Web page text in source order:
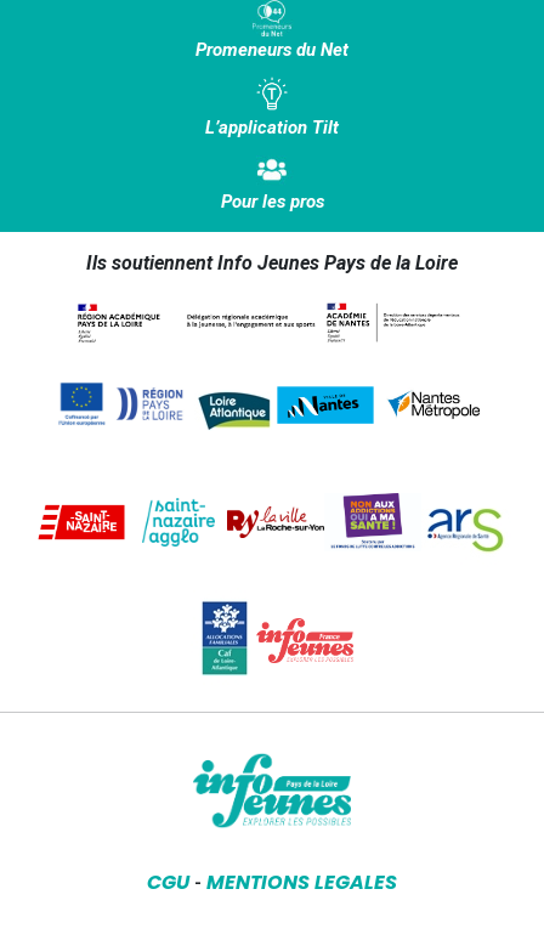
Promeneurs du Net
L’application Tilt
Pour les pros
Ils soutiennent Info Jeunes Pays de la Loire
CGU- MENTIONS LEGALES